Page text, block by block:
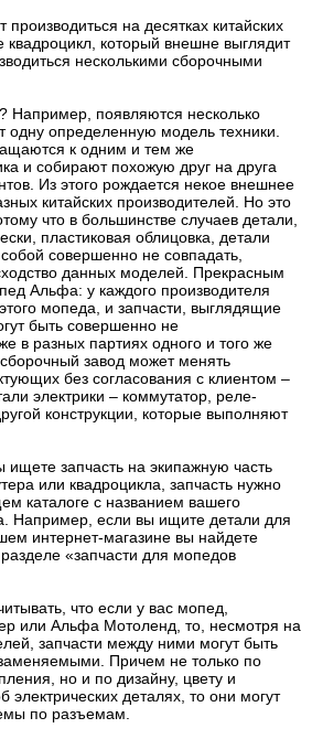
на десятках китайских
который внешне выглядит
несколькими сборочными
Например, появляются несколько
одну определенную модель техники.
к одним и тем же
и собирают похожую друг на друга
Из этого рождается некое внешнее
китайских производителей. Но это
что в большинстве случаев детали,
пластиковая облицовка, детали
совершенно не совпадать,
данных моделей. Прекрасным
Альфа: у каждого производителя
мопеда, и запчасти, выглядящие
быть совершенно не
в разных партиях одного и того же
завод может менять
без согласования с клиентом –
электрики – коммутатор, реле-
конструкции, которые выполняют
запчасть на экипажную часть
или квадроцикла, запчасть нужно
каталоге с названием вашего
Например, если вы ищите детали для
интернет-магазине вы найдете
«запчасти для мопедов
что если у вас мопед,
или Альфа Мотоленд, то, несмотря на
запчасти между ними могут быть
Причем не только по
но и по дизайну, цвету и
электрических деталях, то они могут
по разъемам.